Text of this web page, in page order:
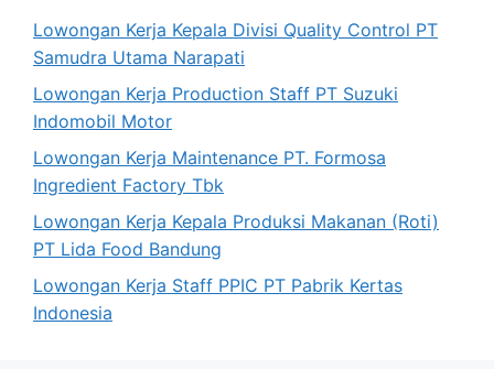
Lowongan Kerja Kepala Divisi Quality Control PT
Samudra Utama Narapati
Lowongan Kerja Production Staff PT Suzuki
Indomobil Motor
Lowongan Kerja Maintenance PT. Formosa
Ingredient Factory Tbk
Lowongan Kerja Kepala Produksi Makanan (Roti)
PT Lida Food Bandung
Lowongan Kerja Staff PPIC PT Pabrik Kertas
Indonesia